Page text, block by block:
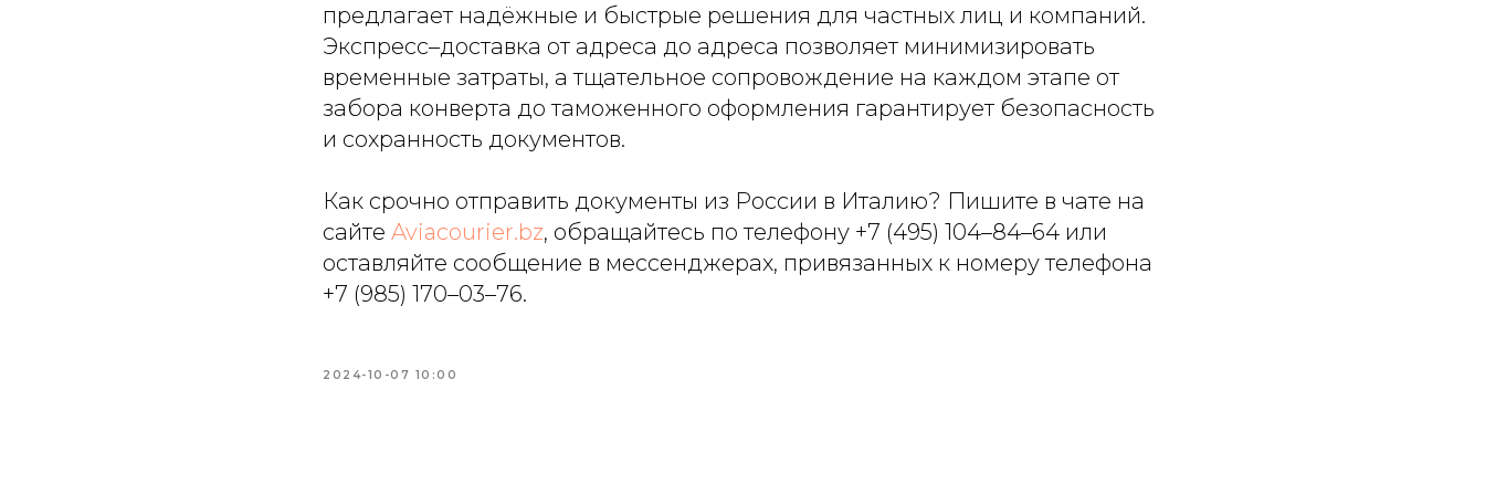
предлагает надёжные и быстрые решения для частных лиц и компаний.
Экспресс–доставка от адреса до адреса позволяет минимизировать
временные затраты, а тщательное сопровождение на каждом этапе от
забора конверта до таможенного оформления гарантирует безопасность
и сохранность документов.
Как срочно отправить документы из России в Италию? Пишите в чате на
сайте Aviacourier.bz, обращайтесь по телефону +7 (495) 104–84–64 или
оставляйте сообщение в мессенджерах, привязанных к номеру телефона
+7 (985) 170–03–76.
2024-10-07 10:00